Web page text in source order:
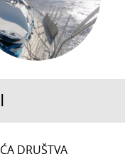
DRUŠTVA